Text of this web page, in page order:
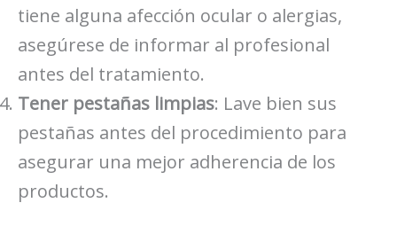
tiene alguna afección ocular o alergias,
asegúrese de informar al profesional
antes del tratamiento.
Tener pestañas limpias: Lave bien sus
pestañas antes del procedimiento para
asegurar una mejor adherencia de los
productos.